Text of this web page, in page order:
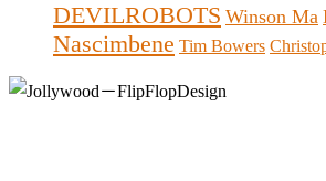
DEVILROBOTS Winson Ma
Nascimbene Tim Bowers